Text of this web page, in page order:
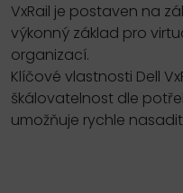
VxRail je postaven na
výkonný základ pro
organizací.
Klíčové vlastnosti Dell
škálovatelnost dle
umožňuje rychle